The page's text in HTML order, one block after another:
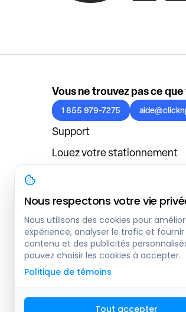
Vous ne trouvez pas ce
1 855 979-7275
Support
Louez votre stationnement
À propos
Connexion au tableau de
Nous respectons votre vie
Nous utilisons des cookies pour
expérience, analyser le trafic et fournir
contenu et des publicités
pouvez choisir les cookies à accepter.
Politique de témoins
Tout accepter